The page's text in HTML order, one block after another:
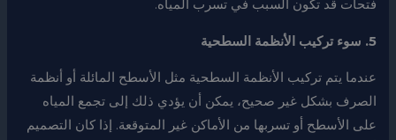
فتحات قد تكون السبب في تسرب المياه.
5. سوء تركيب الأنظمة السطحية
عندما يتم تركيب الأنظمة السطحية مثل الأسطح المائلة أو أنظمة
الصرف بشكل غير صحيح، يمكن أن يؤدي ذلك إلى تجمع المياه
على الأسطح أو تسربها من الأماكن غير المتوقعة. إذا كان التصميم